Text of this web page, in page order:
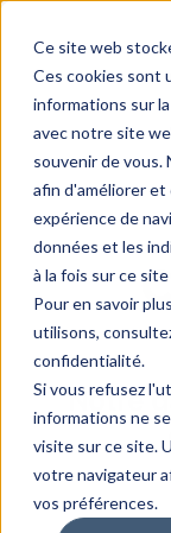
Ce site web
Ces cookies sont
informations sur
avec notre site
souvenir de vous.
afin d'améliorer
expérience de
données et les
à la fois sur ce
Pour en savoir
utilisons,
confidentialité.
Si vous refusez
informations ne
visite sur ce site.
votre navigateur
vos préférences.
Notre